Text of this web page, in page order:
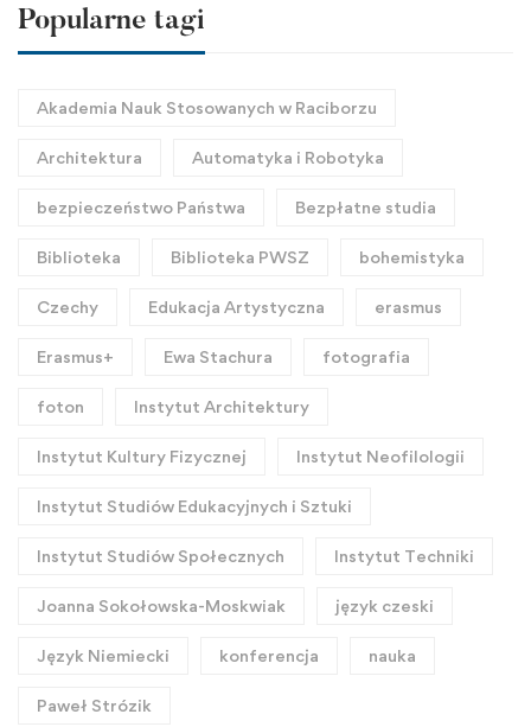
Popularne tagi
Akademia Nauk Stosowanych w Raciborzu
Architektura Automatyka i Robotyka
bezpieczeństwo Państwa Bezpłatne studia
Biblioteka Biblioteka PWSZ bohemistyka
Czechy Edukacja Artystyczna erasmus
Erasmus+ Ewa Stachura fotografia
foton Instytut Architektury
Instytut Kultury Fizycznej Instytut Neofilologii
Instytut Studiów Edukacyjnych i Sztuki
Instytut Studiów Społecznych Instytut Techniki
Joanna Sokołowska-Moskwiak język czeski
Język Niemiecki konferencja nauka
Paweł Strózik